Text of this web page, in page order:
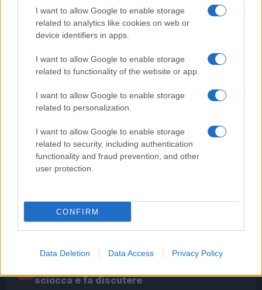
I want to allow Google to enable storage
related to analytics like cookies on web or
device identifiers in apps.
I want to allow Google to enable storage
related to functionality of the website or app.
I want to allow Google to enable storage
related to personalization.
I want to allow Google to enable storage
related to security, including authentication
functionality and fraud prevention, and other
user protection.
CONFIRM
Data Deletion Data Access Privacy Policy
Riemerge il passato: scoperta di
Celimontana riaccende il dibattito
sulla tutela del patrimonio
culturale
9 ore fa
PIÙ LETTE
irresponsabilità
2 Incendio sulla Laurentina: diossina oltre i
sciocca e fa discutere